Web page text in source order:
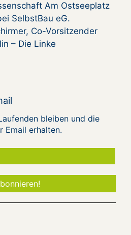
Am Ostseeplatz
SelbstBau eG.
Co-Vorsitzender
– Die Linke
bleiben und die
Email erhalten.